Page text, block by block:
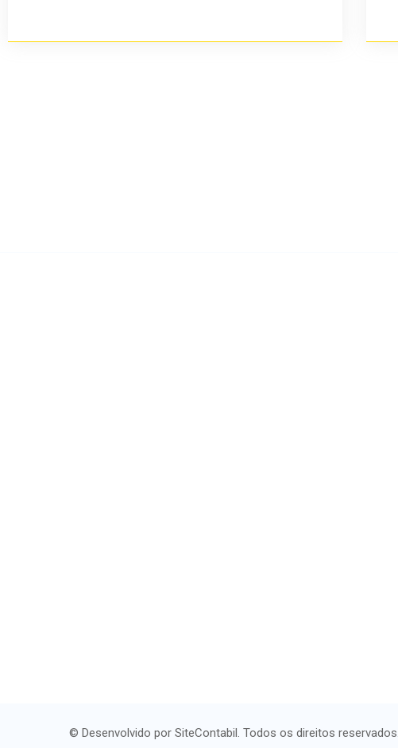
© Desenvolvido por SiteContabil. Todos os direitos reservados.